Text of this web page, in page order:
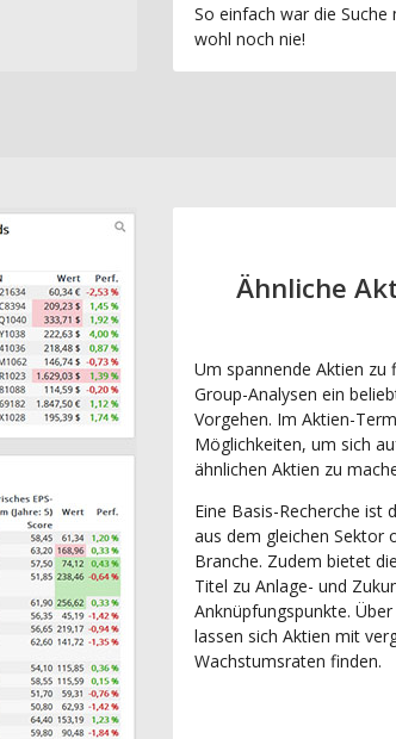
So einfach war die Suche
wohl noch nie!
Ähnliche
Um spannende Aktien zu
Group-Analysen ein
Vorgehen. Im Aktien-
Möglichkeiten, um sich
ähnlichen Aktien zu
Eine Basis-Recherche ist
aus dem gleichen Sektor
Branche. Zudem bietet
Titel zu Anlage- und
Anknüpfungspunkte.
lassen sich Aktien mit
Wachstumsraten finden.